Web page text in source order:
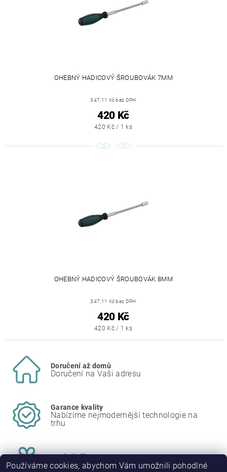
OHEBNÝ HADICOVÝ ŠROUBOVÁK 7MM
347,11 Kč bez DPH
420 Kč
420 Kč / 1 ks
OHEBNÝ HADICOVÝ ŠROUBOVÁK 8MM
347,11 Kč bez DPH
420 Kč
420 Kč / 1 ks
Doručení až domů
Doručení na Vaši adresu
Garance kvality
Nabízíme nejmodernější technologie na
trhu
Osobní přístup
Individuální přístup k zákazníkovi
Používáme cookies, abychom Vám umožnili pohodlné